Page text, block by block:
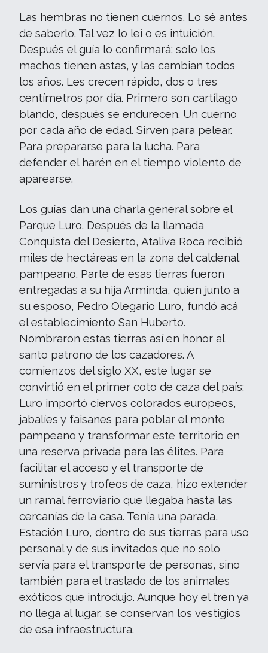
Las hembras no tienen cuernos. Lo sé antes
de saberlo. Tal vez lo leí o es intuición.
Después el guía lo confirmará: solo los
machos tienen astas, y las cambian todos
los años. Les crecen rápido, dos o tres
centímetros por día. Primero son cartílago
blando, después se endurecen. Un cuerno
por cada año de edad. Sirven para pelear.
Para prepararse para la lucha. Para
defender el harén en el tiempo violento de
aparearse.
Los guías dan una charla general sobre el
Parque Luro. Después de la llamada
Conquista del Desierto, Ataliva Roca recibió
miles de hectáreas en la zona del caldenal
pampeano. Parte de esas tierras fueron
entregadas a su hija Arminda, quien junto a
su esposo, Pedro Olegario Luro, fundó acá
el establecimiento San Huberto.
Nombraron estas tierras así en honor al
santo patrono de los cazadores. A
comienzos del siglo XX, este lugar se
convirtió en el primer coto de caza del país:
Luro importó ciervos colorados europeos,
jabalíes y faisanes para poblar el monte
pampeano y transformar este territorio en
una reserva privada para las élites. Para
facilitar el acceso y el transporte de
suministros y trofeos de caza, hizo extender
un ramal ferroviario que llegaba hasta las
cercanías de la casa. Tenía una parada,
Estación Luro, dentro de sus tierras para uso
personal y de sus invitados que no solo
servía para el transporte de personas, sino
también para el traslado de los animales
exóticos que introdujo. Aunque hoy el tren ya
no llega al lugar, se conservan los vestigios
de esa infraestructura.